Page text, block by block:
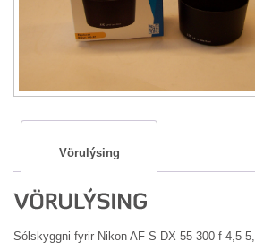
Vörulýsing
Sólskyggni fyrir Nikon AF-S DX 55-300 f 4,5-